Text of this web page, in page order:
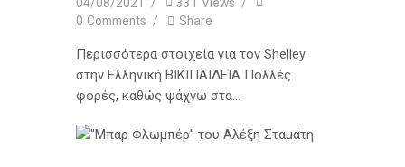
0 Comments Share
Περισσότερα στοιχεία για τον Shelley
στην Ελληνική ΒΙΚΙΠΑΙΔΕΙΑ Πολλές
φορές, καθώς ψάχνω στα…